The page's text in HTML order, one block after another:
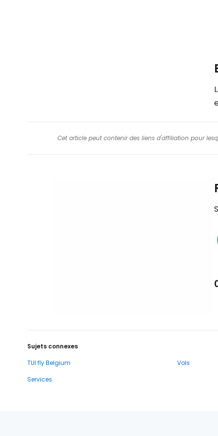
Cet article peut contenir des liens d'affiliation pour
Sujets connexes
TUI fly Belgium
Vols
Services